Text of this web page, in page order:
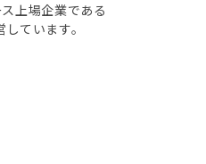
上場企業である
ています。